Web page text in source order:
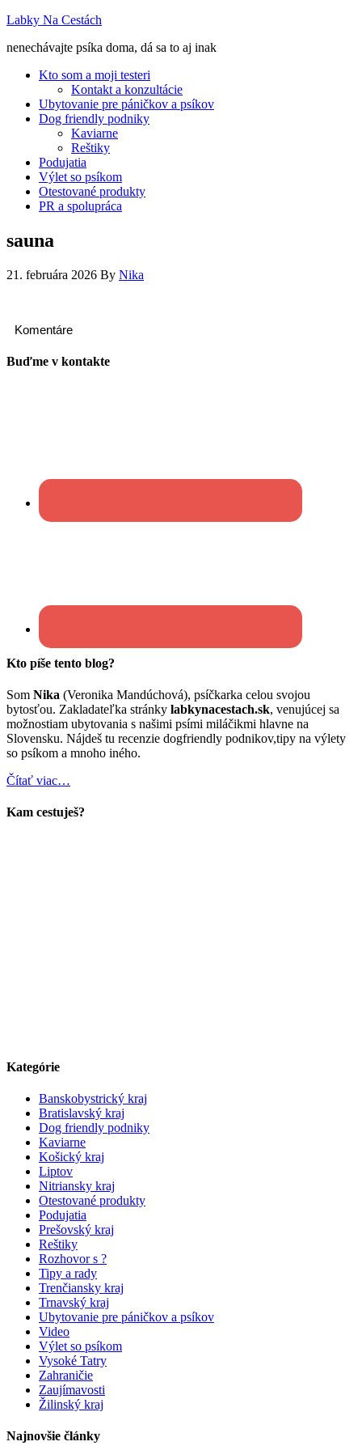
Labky Na Cestách
nenechávajte psíka doma, dá sa to aj inak
Kto som a moji testeri
Kontakt a konzultácie
Ubytovanie pre páničkov a psíkov
Dog friendly podniky
Kaviarne
Reštiky
Podujatia
Výlet so psíkom
Otestované produkty
PR a spolupráca
sauna
21. februára 2026 By Nika
Komentáre
Buďme v kontakte
Kto píše tento blog?
Som Nika (Veronika Mandúchová), psíčkarka celou svojou
bytosťou. Zakladateľka stránky labkynacestach.sk, venujúcej sa
možnostiam ubytovania s našimi psími miláčikmi hlavne na
Slovensku. Nájdeš tu recenzie dogfriendly podnikov,tipy na výlety
so psíkom a mnoho iného.
Čítať viac…
Kam cestuješ?
Kategórie
Banskobystrický kraj
Bratislavský kraj
Dog friendly podniky
Kaviarne
Košický kraj
Liptov
Nitriansky kraj
Otestované produkty
Podujatia
Prešovský kraj
Reštiky
Rozhovor s ?
Tipy a rady
Trenčiansky kraj
Trnavský kraj
Ubytovanie pre páničkov a psíkov
Video
Výlet so psíkom
Vysoké Tatry
Zahraničie
Zaujímavosti
Žilinský kraj
Najnovšie články